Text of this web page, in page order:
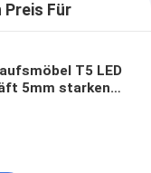
Preis Für
T5 LED
5mm starken